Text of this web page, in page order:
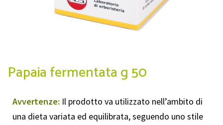
Papaia fermentata g 50
Avvertenze: Il prodotto va utilizzato nell’ambito di
una dieta variata ed equilibrata, seguendo uno stile